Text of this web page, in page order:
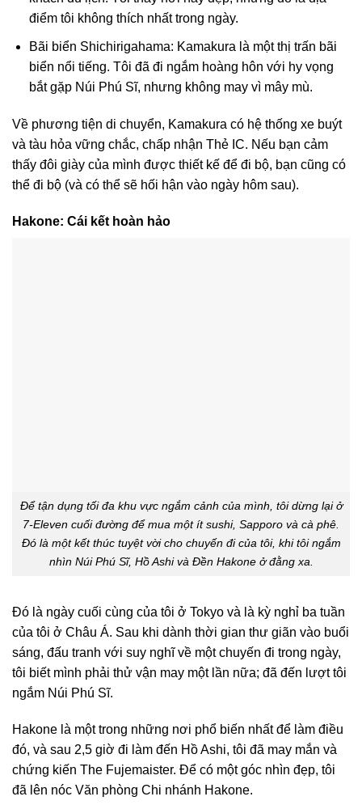
điểm tôi không thích nhất trong ngày.
Bãi biển Shichirigahama: Kamakura là một thị trấn bãi
biển nổi tiếng. Tôi đã đi ngắm hoàng hôn với hy vọng
bắt gặp Núi Phú Sĩ, nhưng không may vì mây mù.
Về phương tiện di chuyển, Kamakura có hệ thống xe buýt
và tàu hỏa vững chắc, chấp nhận Thẻ IC. Nếu bạn cảm
thấy đôi giày của mình được thiết kế để đi bộ, bạn cũng có
thể đi bộ (và có thể sẽ hối hận vào ngày hôm sau).
Hakone: Cái kết hoàn hảo
Để tận dụng tối đa khu vực ngắm cảnh của mình, tôi dừng lại ở
7-Eleven cuối đường để mua một ít sushi, Sapporo và cà phê.
Đó là một kết thúc tuyệt vời cho chuyến đi của tôi, khi tôi ngắm
nhìn Núi Phú Sĩ, Hồ Ashi và Đền Hakone ở đằng xa.
Đó là ngày cuối cùng của tôi ở Tokyo và là kỳ nghỉ ba tuần
của tôi ở Châu Á. Sau khi dành thời gian thư giãn vào buổi
sáng, đấu tranh với suy nghĩ về một chuyến đi trong ngày,
tôi biết mình phải thử vận ​​may một lần nữa; đã đến lượt tôi
ngắm Núi Phú Sĩ.
Hakone là một trong những nơi phổ biến nhất để làm điều
đó, và sau 2,5 giờ đi làm đến Hồ Ashi, tôi đã may mắn và
chứng kiến ​​The Fujemaister. Để có một góc nhìn đẹp, tôi
đã lên nóc Văn phòng Chi nhánh Hakone.